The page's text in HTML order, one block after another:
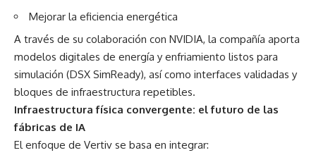
Mejorar la eficiencia energética
A través de su colaboración con NVIDIA, la compañía aporta
modelos digitales de energía y enfriamiento listos para
simulación (DSX SimReady), así como interfaces validadas y
bloques de infraestructura repetibles.
Infraestructura física convergente: el futuro de las
fábricas de IA
El enfoque de Vertiv se basa en integrar: